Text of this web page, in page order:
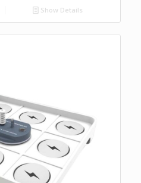
Show Details